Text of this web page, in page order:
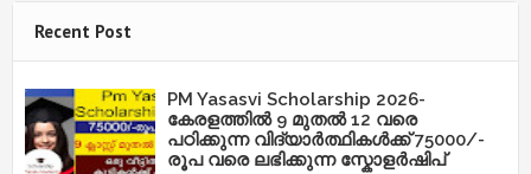
Recent Post
PM Yasasvi Scholarship 2026-
കേരളത്തിൽ 9 മുതൽ 12 വരെ
പഠിക്കുന്ന വിദ്യാർത്ഥികൾക്ക് 75000/-
രൂപ വരെ ലഭിക്കുന്ന സ്കോളർഷിപ്